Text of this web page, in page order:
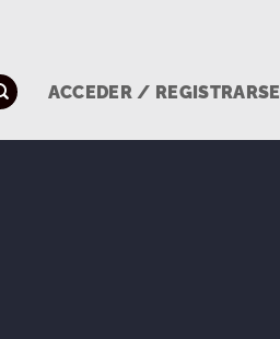
ACCEDER / REGISTRARSE